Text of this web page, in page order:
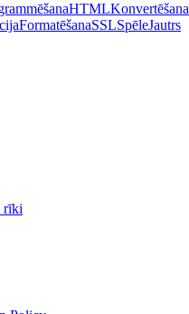
HTMLKonvertēšana
FormatēšanaSSLSpēleJautrs
rīki